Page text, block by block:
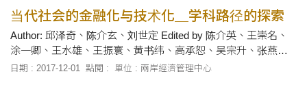
当代社会的金融化与技术化＿学科路径的探索
Author: 邱泽奇、陈介玄、刘世定 Edited by 陈介英、王崇名、
涂一卿、王水雄、王振寰、黄书纬、高承恕、吴宗升、张燕、
陈介玄、郭爱民、张茂元、翟宇航 Published by Social science
日期 : 2017-12-01 點閱 : 單位 : 兩岸經濟管理中心